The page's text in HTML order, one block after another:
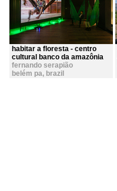
habitar a floresta - centro
cultural banco da amazônia
fernando serapião
belém pa, brazil